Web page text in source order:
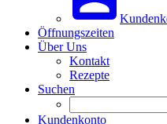
Öffnungszeiten
Über Uns
Kontakt
Rezepte
Suchen
Kundenkonto